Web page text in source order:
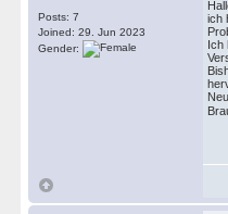
Posts: 7
Joined: 29. Jun 2023
Gender:
ich
Ich